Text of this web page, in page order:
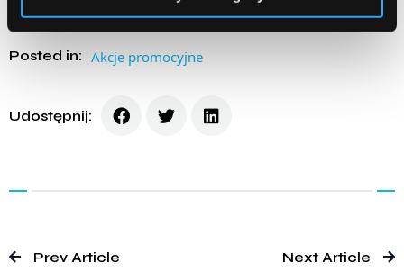
Posted in: Akcje promocyjne
Udostępnij:
Prev Article Next Article